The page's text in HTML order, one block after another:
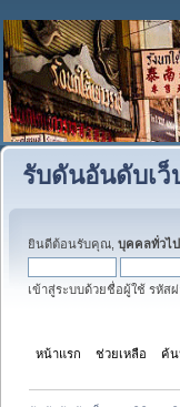
รับดันอันดับเว็
ยินดีต้อนรับคุณ, บุคคลทั่วไป
เข้าสู่ระบบด้วยชื่อผู้ใช้ รหัส
หน้าแรก ช่วยเหลือ ค้น